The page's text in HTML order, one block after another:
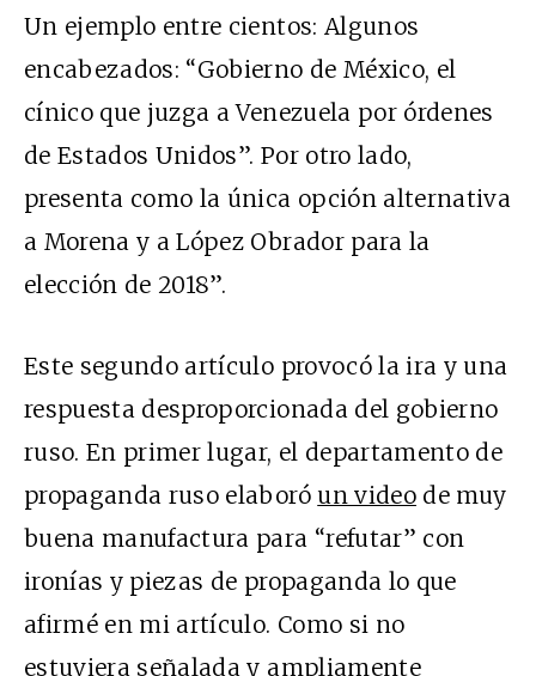
Un ejemplo entre cientos: Algunos
encabezados: “Gobierno de México, el
cínico que juzga a Venezuela por órdenes
de Estados Unidos”. Por otro lado,
presenta como la única opción alternativa
a Morena y a López Obrador para la
elección de 2018”.
Este segundo artículo provocó la ira y una
respuesta desproporcionada del gobierno
ruso. En primer lugar, el departamento de
propaganda ruso elaboró un videode muy
buena manufactura para “refutar” con
ironías y piezas de propaganda lo que
afirmé en mi artículo. Como si no
estuviera señalada y ampliamente